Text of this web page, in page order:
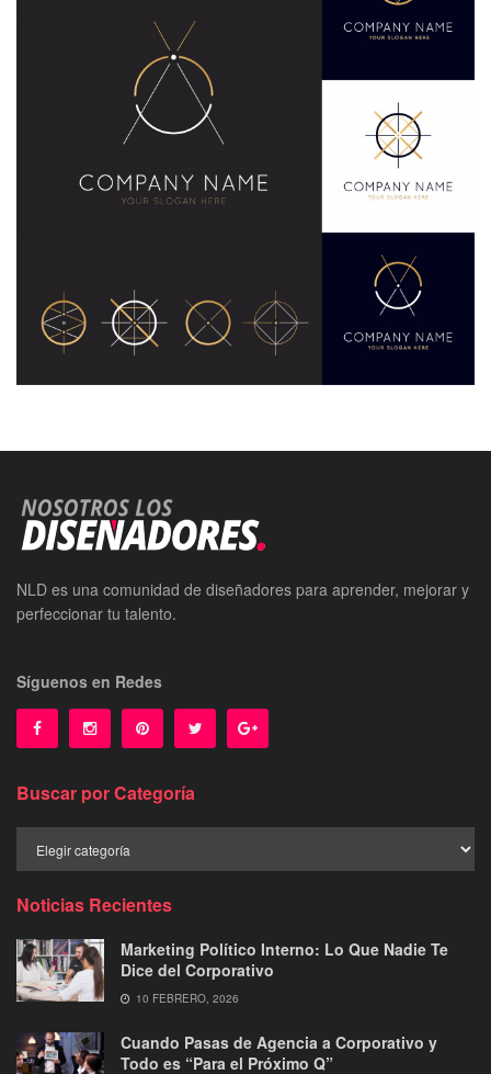
NLD es una comunidad de diseñadores para aprender, mejorar y
perfeccionar tu talento.
Síguenos en Redes
Buscar por Categoría
por
Noticias Recientes
Marketing Político Interno: Lo Que Nadie Te
Dice del Corporativo
10 FEBRERO, 2026
Cuando Pasas de Agencia a Corporativo y
Todo es “Para el Próximo Q”